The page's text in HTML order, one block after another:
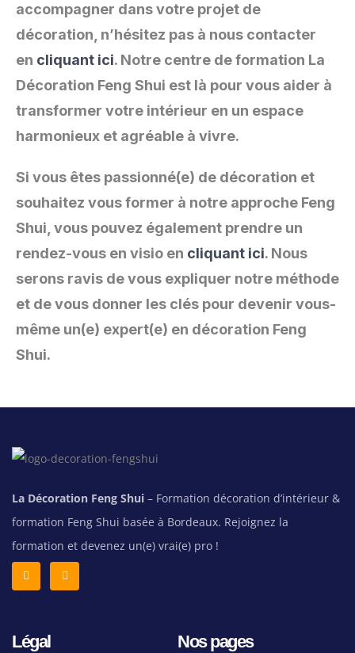
accompagner dans votre projet de
décoration, n’hésitez pas à nous contacter
en cliquant ici. Notre centre de formation La
Décoration Feng Shui est là pour vous aider à
transformer votre intérieur en un espace
harmonieux et agréable à vivre.
Si vous êtes passionné(e) de décoration et
souhaitez vous former à notre approche Feng
Shui, vous pouvez également prendre un
rendez-vous en visio en cliquant ici. Nous
serons ravis de vous expliquer notre méthode
et de vous donner les clés pour devenir vous-
même un(e) expert(e) en décoration Feng
Shui.
La Décoration Feng Shui – Formation décoration d’intérieur &
formation Feng Shui basée à Bordeaux. Rejoignez la
formation et devenez un(e) vrai(e) pro !
Légal Nos pages